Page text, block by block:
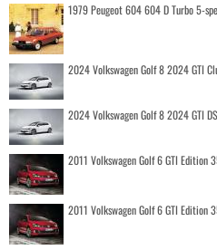
1979 Peugeot 604 604 D Turbo 5-
2024 Volkswagen Golf 8 2024 GTI
2024 Volkswagen Golf 8 2024 GTI
2011 Volkswagen Golf 6 GTI Edition
2011 Volkswagen Golf 6 GTI Edition